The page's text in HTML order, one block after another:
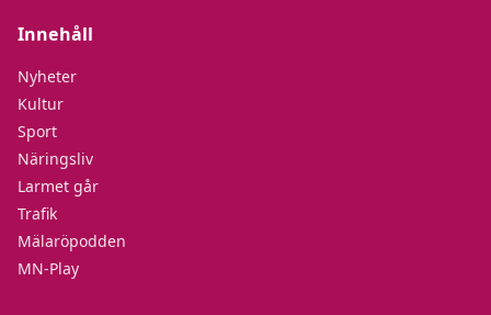
Innehåll
Nyheter
Kultur
Sport
Näringsliv
Larmet går
Trafik
Mälaröpodden
MN-Play